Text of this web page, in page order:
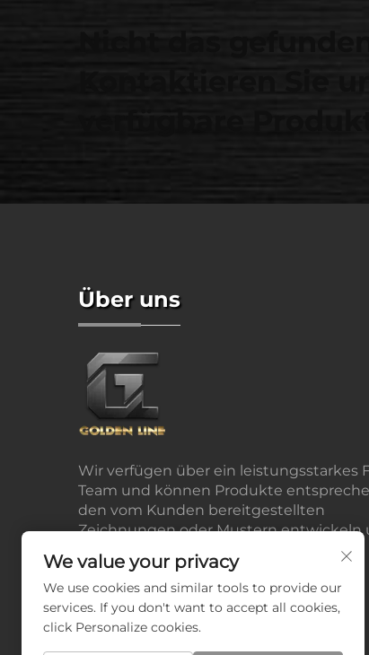
Kontaktieren Sie
Über uns
Wir verfügen über ein leistungsstarkes
Team und können Produkte
den vom Kunden bereitgestellten
Zeichnungen oder Mustern entwickeln
We value your privacy
We use cookies and similar tools to provide our
services. If you don't want to accept all cookies,
click Personalize cookies.